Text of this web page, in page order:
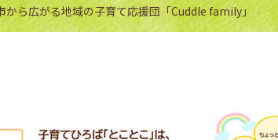
から広がる地域の子育て応援団「Cuddle family」